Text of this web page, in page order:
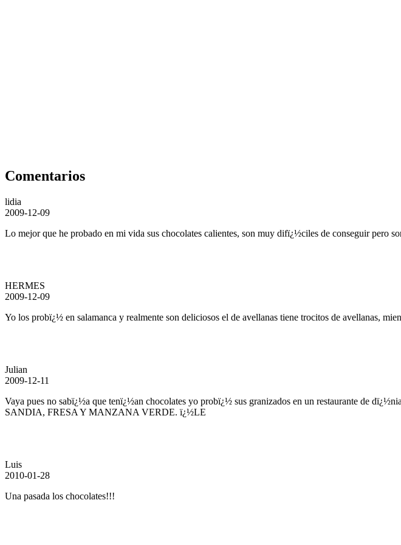
Comentarios
lidia
2009-12-09
Lo mejor que he probado en mi vida sus chocolates calientes, son muy difï¿½ciles de conseguir pero
HERMES
2009-12-09
Yo los probï¿½ en salamanca y realmente son deliciosos el de avellanas tiene trocitos de avellanas,
Julian
2009-12-11
Vaya pues no sabï¿½a que tenï¿½an chocolates yo probï¿½ sus granizados en un restaurante de
SANDIA, FRESA Y MANZANA VERDE. ï¿½LE
Luis
2010-01-28
Una pasada los chocolates!!!